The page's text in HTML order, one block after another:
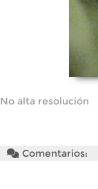
No alta resolución
Comentarios: